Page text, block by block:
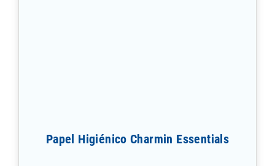
Papel Higiénico Charmin Essentials